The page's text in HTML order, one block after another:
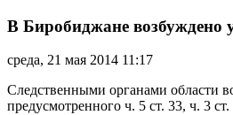
Биробиджане
возбуждено
уголовное
дело
о
пособничестве
В Биробиджане возбуждено
среда, 21 мая 2014 11:17
Следственными органами области
предусмотренного ч. 5 ст. 33, ч. 3